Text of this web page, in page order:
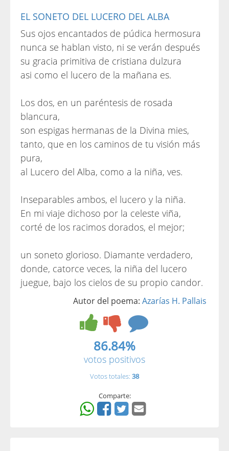
EL SONETO DEL LUCERO DEL ALBA
Sus ojos encantados de púdica hermosura
nunca se hablan visto, ni se verán después
su gracia primitiva de cristiana dulzura
asi como el lucero de la mañana es.
Los dos, en un paréntesis de rosada
blancura,
son espigas hermanas de la Divina mies,
tanto, que en los caminos de tu visión más
pura,
al Lucero del Alba, como a la niña, ves.
Inseparables ambos, el lucero y la niña.
En mi viaje dichoso por la celeste viña,
corté de los racimos dorados, el mejor;
un soneto glorioso. Diamante verdadero,
donde, catorce veces, la niña del lucero
juegue, bajo los cielos de su propio candor.
Autor del poema: Azarías H. Pallais
86.84%
votos positivos
Votos totales: 38
Comparte: